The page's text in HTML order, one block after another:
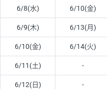
6/8(水) 6/10(金)
6/9(木) 6/13(月)
6/10(金) 6/14(火)
6/11(土) -
6/12(日) -